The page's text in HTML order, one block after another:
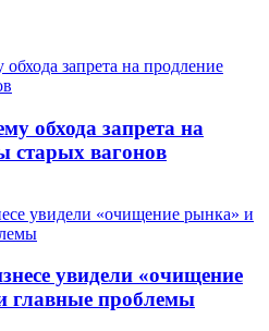
обхода запрета на
старых вагонов
увидели «очищение
главные проблемы